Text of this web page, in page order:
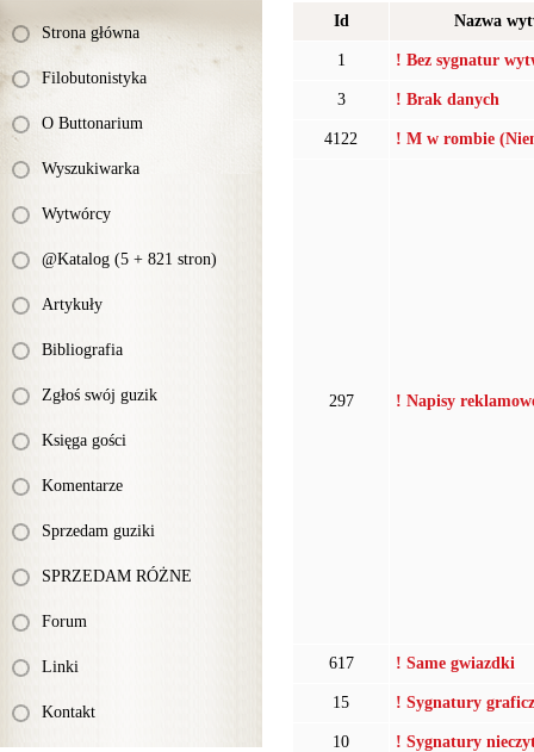
Strona główna
Filobutonistyka
O Buttonarium
Wyszukiwarka
Wytwórcy
@Katalog (5 + 821 stron)
Artykuły
Bibliografia
Zgłoś swój guzik
Księga gości
Komentarze
Sprzedam guziki
SPRZEDAM RÓŻNE
Forum
Linki
Kontakt
Id Nazwa
1 ! Bez sygnatur
3 ! Brak danych
4122 ! M w rombie
297 ! Napisy
617 ! Same gwiazdki
15 ! Sygnatury
10 ! Sygnatury